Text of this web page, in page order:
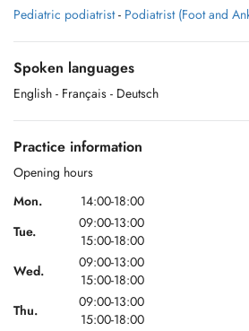
Pediatric podiatrist - Podiatrist (Foot and
Spoken languages
English - Français - Deutsch
Practice information
Opening hours
Mon.
14:00-18:00
Tue.
09:00-13:00
15:00-18:00
Wed.
09:00-13:00
15:00-18:00
Thu.
09:00-13:00
15:00-18:00